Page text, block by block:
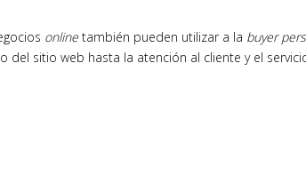
online también pueden utilizar a la buyer
del sitio web hasta la atención al cliente y el